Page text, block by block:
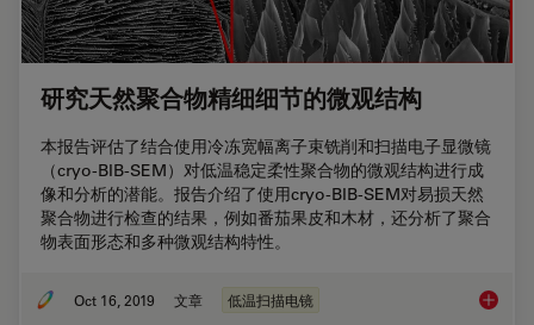
研究天然聚合物精细细节的微观结构
本报告评估了结合使用冷冻宽幅离子束铣削和扫描电子显微镜
（cryo-BIB-SEM）对低温稳定柔性聚合物的微观结构进行成
像和分析的潜能。报告介绍了使用cryo-BIB-SEM对易损天然
聚合物进行检查的结果，例如番茄果皮和木材，还分析了聚合
物表面形态和多种微观结构特性。
Oct 16, 2019 文章 低温扫描电镜 研究天